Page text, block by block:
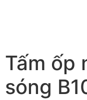
Tấm ốp
sóng